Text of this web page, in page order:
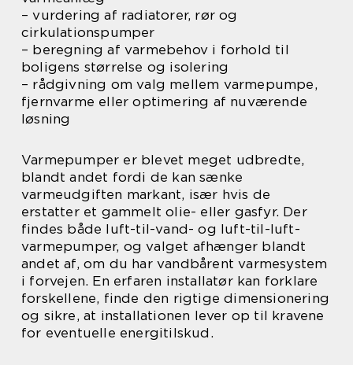
– vurdering af radiatorer, rør og
cirkulationspumper
– beregning af varmebehov i forhold til
boligens størrelse og isolering
– rådgivning om valg mellem varmepumpe,
fjernvarme eller optimering af nuværende
løsning
Varmepumper er blevet meget udbredte,
blandt andet fordi de kan sænke
varmeudgiften markant, især hvis de
erstatter et gammelt olie- eller gasfyr. Der
findes både luft-til-vand- og luft-til-luft-
varmepumper, og valget afhænger blandt
andet af, om du har vandbårent varmesystem
i forvejen. En erfaren installatør kan forklare
forskellene, finde den rigtige dimensionering
og sikre, at installationen lever op til kravene
for eventuelle energitilskud.